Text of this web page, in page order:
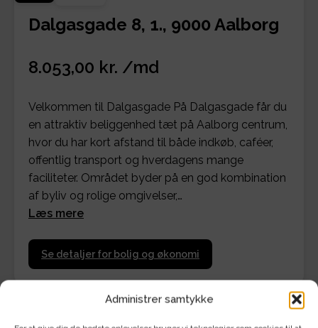
Administrer samtykke
Dalgasgade 8, 1., 9000 Aalborg
8.053,00 kr. /md
Velkommen til Dalgasgade På Dalgasgade får du
en attraktiv beliggenhed tæt på Aalborg centrum,
hvor du har kort afstand til både indkøb, caféer,
offentlig transport og hverdagens mange
faciliteter. Området byder på en god kombination
af byliv og rolige omgivelser,…
Læs mere
Se detaljer for bolig og økonomi